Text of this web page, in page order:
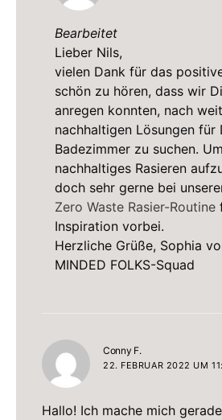
Bearbeitet
Lieber Nils,
vielen Dank für das
schön zu hören, dass wir
anregen konnten, nach
nachhaltigen Lösungen für
Badezimmer zu suchen.
nachhaltiges Rasieren
doch sehr gerne bei
Zero Waste Rasier-Routine
Inspiration vorbei.
Herzliche Grüße, Sophia
MINDED FOLKS-Squad
Conny F.sagt:
22. FEBRUAR 2022 UM
Hallo! Ich mache mich